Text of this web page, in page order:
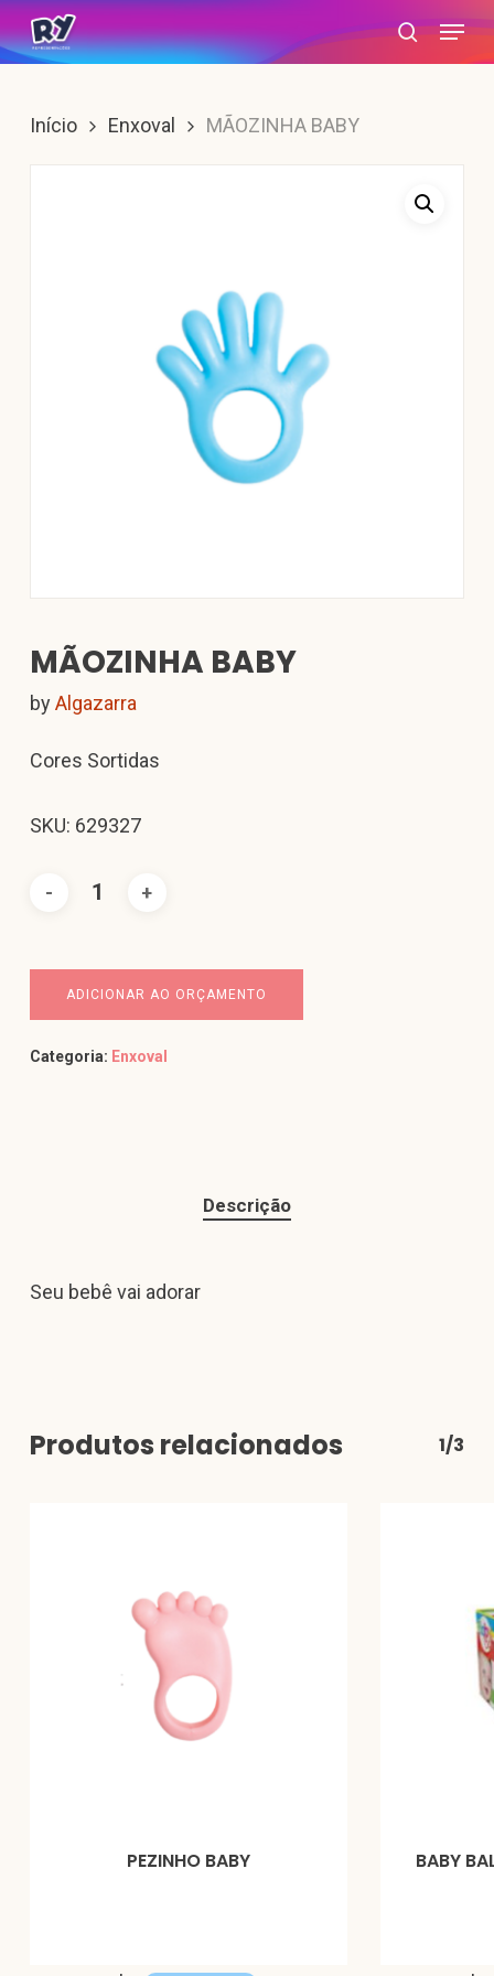
Skip
to
content
search
Menu
Início Enxoval MÃOZINHA BABY
MÃOZINHA BABY
byAlgazarra
Cores Sortidas
SKU: 629327
ADICIONAR AO ORÇAMENTO
Categoria: Enxoval
Descrição
Seu bebê vai adorar
Produtos relacionados 1/3
PEZINHO BABY BABY